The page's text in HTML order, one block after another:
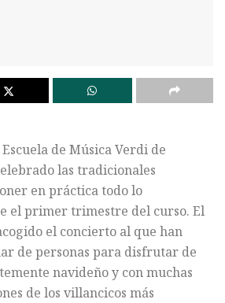
de Música Verdi de
las tradicionales
en práctica todo lo
el primer trimestre del curso. El
el concierto al que han
de personas para disfrutar de
navideño y con muchas
de los villancicos más